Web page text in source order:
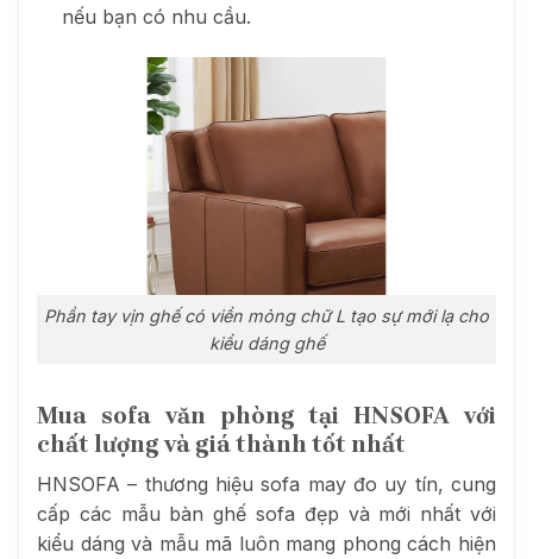
nếu bạn có nhu cầu.
Phần tay vịn ghế có viền mỏng chữ L tạo sự mới lạ cho
kiểu dáng ghế
Mua sofa văn phòng tại HNSOFA với
chất lượng và giá thành tốt nhất
HNSOFA – thương hiệu sofa may đo uy tín, cung
cấp các mẫu bàn ghế sofa đẹp và mới nhất với
kiểu dáng và mẫu mã luôn mang phong cách hiện